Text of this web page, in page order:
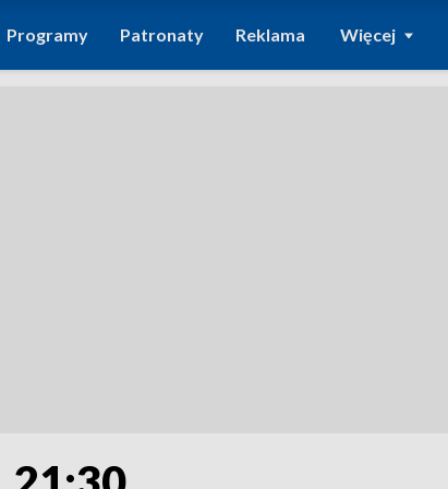
Programy Patronaty Reklama Więcej